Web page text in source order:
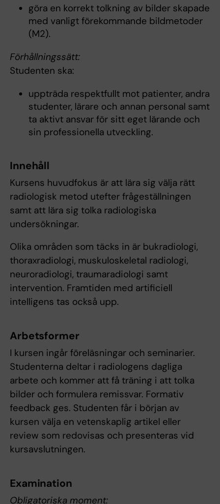
göra en korrekt tolkning av bilder skapade
med vanligt förekommande bildmetoder
(M2).
Förhållningssätt:
Studenten ska:
uppträda respektfullt mot patienter, andra
studenter, lärare och annan personal samt
ta aktivt ansvar för sitt eget lärande och
sin professionella utveckling.
Innehåll
Kursens huvudfokus är att lära sig välja rätt
radiologisk metod utefter frågeställningen
samt att lära sig tolka radiologiska
undersökningar.
Olika områden som täcks in är bukradiologi,
thoraxradiologi, muskuloskeletal radiologi,
neuroradiologi, traumaradiologi samt
intervention. Framtiden med artificiell
intelligens tas också upp.
Arbetsformer
I kursen ingår föreläsningar och seminarier.
Studenterna deltar i radiologens dagliga
arbete och kommer att få träning i att tolka
bilder och formulera remissvar. Formativ
feedback ges. Studenten får i början av
kursen välja en vetenskaplig artikel eller
review som redovisas och presenteras vid
kursavslutningen.
Examination
Obligatoriska moment: